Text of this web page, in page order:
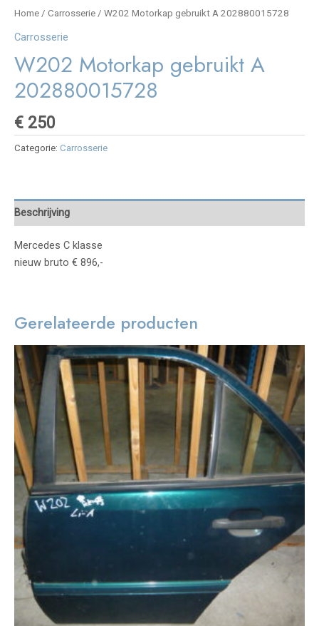
Home / Carrosserie / W202 Motorkap gebruikt A 202880015728
Carrosserie
W202 Motorkap gebruikt A
202880015728
€ 250
Categorie: Carrosserie
Beschrijving
Mercedes C klasse
nieuw bruto € 896,-
Gerelateerde producten